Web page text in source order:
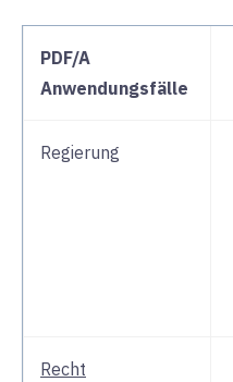
PDF/A
Anwendungsfälle
Regierung
Recht